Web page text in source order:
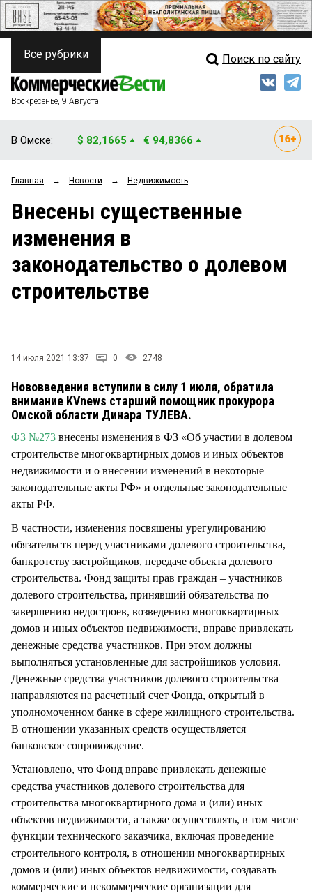
ПОЛИТИКА
ФИНАНСЫ
ОБЩЕСТВО
ЗАКОН
Свежий выпуск
Мнения
Рейтинги
Архив
Все рубрики Поиск по сайту
Воскресенье, 9 Августа
В Омске: $ 82,1665 € 94,8366
Главная → Новости → Недвижимость
Внесены существенные
изменения в
законодательство о долевом
строительстве
14 июля 2021 13:37 0 2748
Нововведения вступили в силу 1 июля, обратила
внимание KVnews старший помощник прокурора
Омской области Динара ТУЛЕВА.
ФЗ №273 внесены изменения в ФЗ «Об участии в долевом
строительстве многоквартирных домов и иных объектов
недвижимости и о внесении изменений в некоторые
законодательные акты РФ» и отдельные законодательные
акты РФ.
В частности, изменения посвящены урегулированию
обязательств перед участниками долевого строительства,
банкротству застройщиков, передаче объекта долевого
строительства. Фонд защиты прав граждан – участников
долевого строительства, принявший обязательства по
завершению недостроев, возведению многоквартирных
домов и иных объектов недвижимости, вправе привлекать
денежные средства участников. При этом должны
выполняться установленные для застройщиков условия.
Денежные средства участников долевого строительства
направляются на расчетный счет Фонда, открытый в
уполномоченном банке в сфере жилищного строительства.
В отношении указанных средств осуществляется
банковское сопровождение.
Установлено, что Фонд вправе привлекать денежные
средства участников долевого строительства для
строительства многоквартирного дома и (или) иных
объектов недвижимости, а также осуществлять, в том числе
функции технического заказчика, включая проведение
строительного контроля, в отношении многоквартирных
домов и (или) иных объектов недвижимости, создавать
коммерческие и некоммерческие организации для